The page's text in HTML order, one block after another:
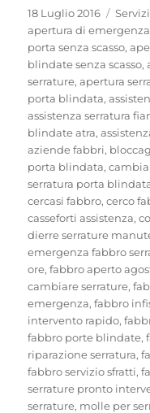
Pubblicato
il
18 Luglio 2016
apertura di
porta senza scasso,
blindate senza scasso,
serrature,apertura
porta blindata,
assistenza serratura
blindate atra,
aziende fabbri,
porta blindata,
serratura porta
cercasi fabbro,cerco
casseforti assistenza,
dierre serrature
emergenza fabbro
ore,fabbro aperto
cambiare serrature,
emergenza,fabbro
intervento rapido,
fabbro porte blindate,
riparazione serratura,
fabbro servizio sfratti,
serrature pronto
serrature, molle per